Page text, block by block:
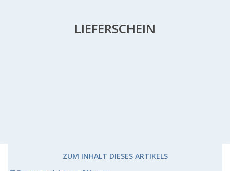
LIEFERSCHEIN
ZUM INHALT DIESES ARTIKELS